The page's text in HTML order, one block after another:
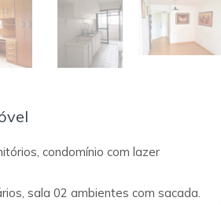
condomínio com lazer
sala 02 ambientes com sacada.